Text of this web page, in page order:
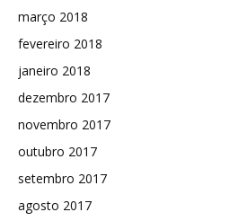
março 2018
fevereiro 2018
janeiro 2018
dezembro 2017
novembro 2017
outubro 2017
setembro 2017
agosto 2017